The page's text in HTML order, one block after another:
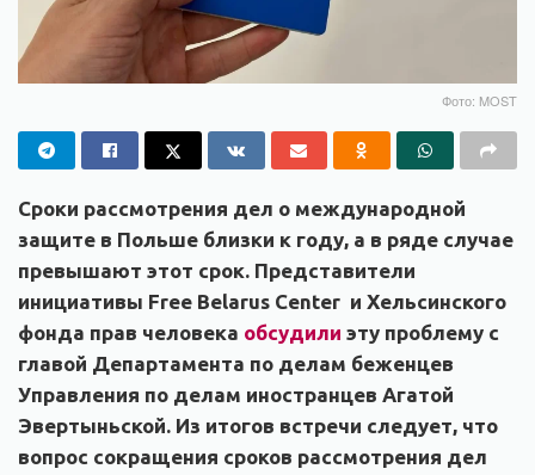
Фото: MOST
Сроки рассмотрения дел о международной
защите в Польше близки к году, а в ряде случае
превышают этот срок. Представители
инициативы Free Belarus Center и Хельсинского
фонда прав человека обсудили эту проблему с
главой Департамента по делам беженцев
Управления по делам иностранцев Агатой
Эвертыньской. Из итогов встречи следует, что
вопрос сокращения сроков рассмотрения дел